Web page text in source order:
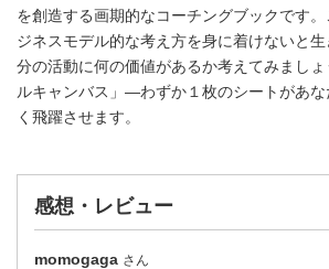
を創造する画期的なコーチングブックです
ジネスモデル的な考え方を身に着けないと
分の活動に何の価値があるか考えてみまし
ルキャンバス」—わずか１枚のシートがあな
く飛躍させます。
感想・レビュー
momogaga さん